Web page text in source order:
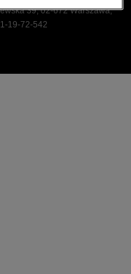
39, 02-672 Warszawa,
19-72-542